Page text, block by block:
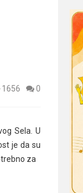
1656 0
Sela. U
je da su
za